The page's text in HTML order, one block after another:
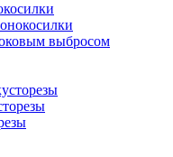
выбросом